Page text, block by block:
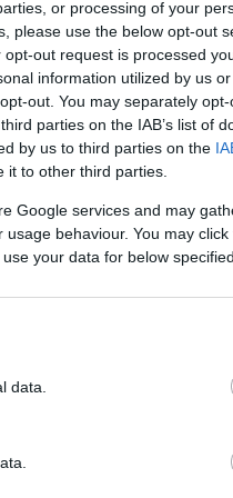
or processing of your
please use the below opt-out
out request is processed
information utilized by us
out. You may separately
parties on the IAB’s list of
by us to third parties on the
it to other third parties.
Google services and may
behaviour. You may
your data for below
data.
Szerinte
A
A